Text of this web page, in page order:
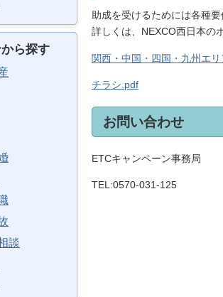
ら探す
談
助成を受けるためには各種要
詳しくは、NEXCO西日本の
関西・中国・四国・九州エ
チラシ.pdf
お問い合わせ
ETCキャンペーン事務局
TEL:0570-031-125